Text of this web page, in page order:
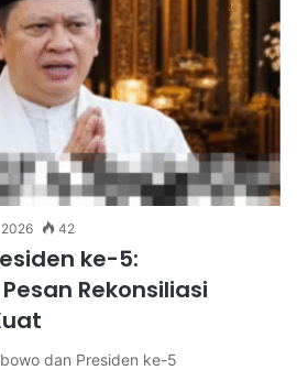
42
ke-5:
Rekonsiliasi
dan Presiden ke-5